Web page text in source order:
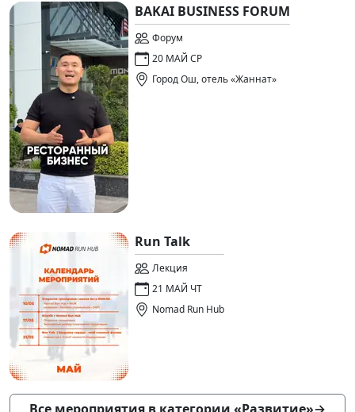
BAKAI BUSINESS FORUM
Форум
20 МАЙ СР
Город Ош, отель «Жаннат»
Run Talk
Лекция
21 МАЙ ЧТ
Nomad Run Hub